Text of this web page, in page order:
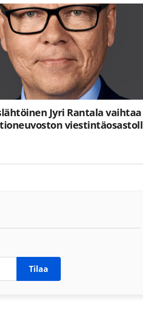
Jyri Rantala vaihtaa
Tilaa